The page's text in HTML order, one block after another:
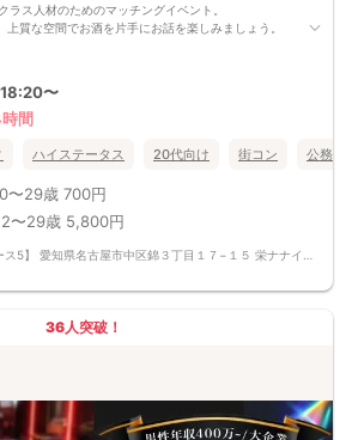
ラス人材のためのマッチングイベント。
質な空間でお酒を片手にお話を楽しみましょう。
ただけない方はご参加いただけません
る可能性もございます。
お越しください。10分以上の遅刻はご参加をお断り
〜
間
ハイステータス 20代向け 街コン 公務員
〜29歳 700円
〜29歳 5,800円
BeeRUSH 錦店【スペース5】 愛知県名古屋市中区錦３丁目１７−１５ 栄ナナイロ 10F
36人突破！